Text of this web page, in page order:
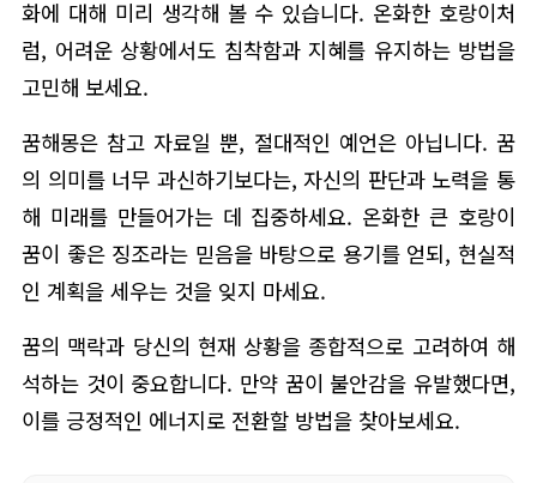
화에 대해 미리 생각해 볼 수 있습니다. 온화한 호랑이처
럼, 어려운 상황에서도 침착함과 지혜를 유지하는 방법을
고민해 보세요.
꿈해몽은 참고 자료일 뿐, 절대적인 예언은 아닙니다. 꿈
의 의미를 너무 과신하기보다는, 자신의 판단과 노력을 통
해 미래를 만들어가는 데 집중하세요. 온화한 큰 호랑이
꿈이 좋은 징조라는 믿음을 바탕으로 용기를 얻되, 현실적
인 계획을 세우는 것을 잊지 마세요.
꿈의 맥락과 당신의 현재 상황을 종합적으로 고려하여 해
석하는 것이 중요합니다. 만약 꿈이 불안감을 유발했다면,
이를 긍정적인 에너지로 전환할 방법을 찾아보세요.